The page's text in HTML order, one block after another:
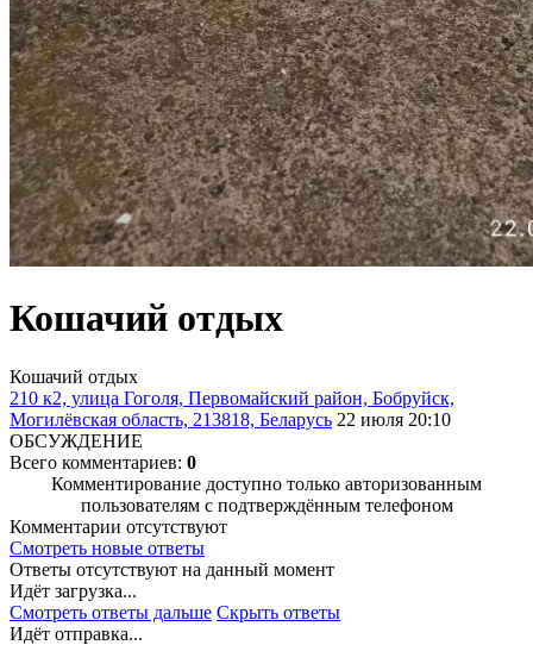
Кошачий отдых
Кошачий отдых
210 к2, улица Гоголя, Первомайский район, Бобруйск,
Могилёвская область, 213818, Беларусь 22 июля 20:10
ОБСУЖДЕНИЕ
Всего комментариев: 0
Комментирование доступно только авторизованным
пользователям с подтверждённым телефоном
Комментарии отсутствуют
Смотреть новые ответы
Ответы отсутствуют на данный момент
Идёт загрузка...
Смотреть ответы дальше Скрыть ответы
Идёт отправка...